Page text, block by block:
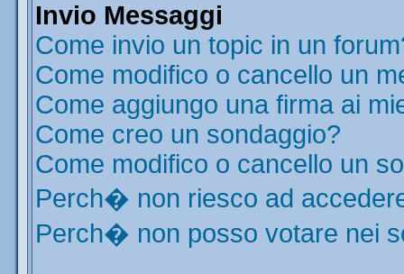
Invio Messaggi
Come invio un topic in un
Come modifico o cancello un
Come aggiungo una firma ai
Come creo un sondaggio?
Come modifico o cancello un
Perch� non riesco ad
Perch� non posso votare nei